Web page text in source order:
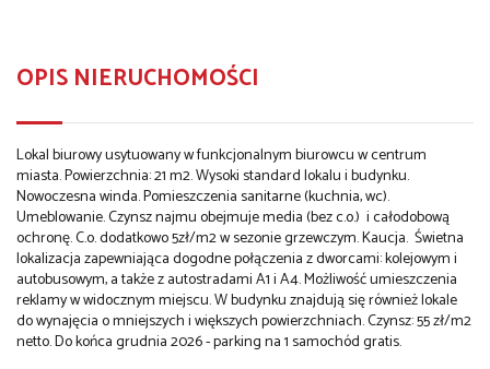
OPIS NIERUCHOMOŚCI
Lokal biurowy usytuowany w funkcjonalnym biurowcu w centrum
miasta. Powierzchnia: 21 m2. Wysoki standard lokalu i budynku.
Nowoczesna winda. Pomieszczenia sanitarne (kuchnia, wc).
Umeblowanie. Czynsz najmu obejmuje media (bez c.o.) i całodobową
ochronę. C.o. dodatkowo 5zł/m2 w sezonie grzewczym. Kaucja. Świetna
lokalizacja zapewniająca dogodne połączenia z dworcami: kolejowym i
autobusowym, a także z autostradami A1 i A4. Możliwość umieszczenia
reklamy w widocznym miejscu. W budynku znajdują się również lokale
do wynajęcia o mniejszych i większych powierzchniach. Czynsz: 55 zł/m2
netto. Do końca grudnia 2026 - parking na 1 samochód gratis.